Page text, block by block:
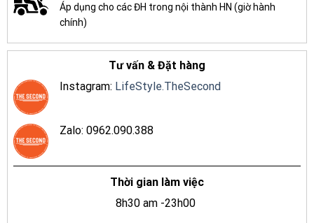
Áp dụng cho các ĐH trong nội thành HN (giờ hành
chính)
Tư vấn & Đặt hàng
Instagram: LifeStyle.TheSecond
Zalo: 0962.090.388
Thời gian làm việc
8h30 am -23h00